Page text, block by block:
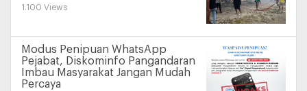
1.100 Views
Modus Penipuan WhatsApp
Pejabat, Diskominfo Pangandaran
Imbau Masyarakat Jangan Mudah
Percaya